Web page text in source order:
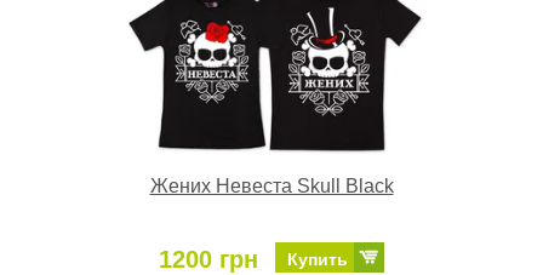
Жених Невеста Skull Black
1200 грн Купить